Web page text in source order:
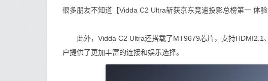
很多朋友不知道【Vidda C2 Ultra斩获京东竞速投影总榜第一 体
此外，Vidda C2 Ultra还搭载了MT9679芯片，支持HDMI2.1
户提供了更加丰富的连接和娱乐选择。